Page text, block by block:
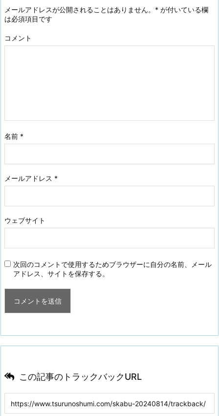
メールアドレスが公開されることはありません。 * が付いている欄
は必須項目です
コメント
名前 *
メールアドレス *
ウェブサイト
次回のコメントで使用するためブラウザーに自分の名前、メール
アドレス、サイトを保存する。
この記事のトラックバックURL